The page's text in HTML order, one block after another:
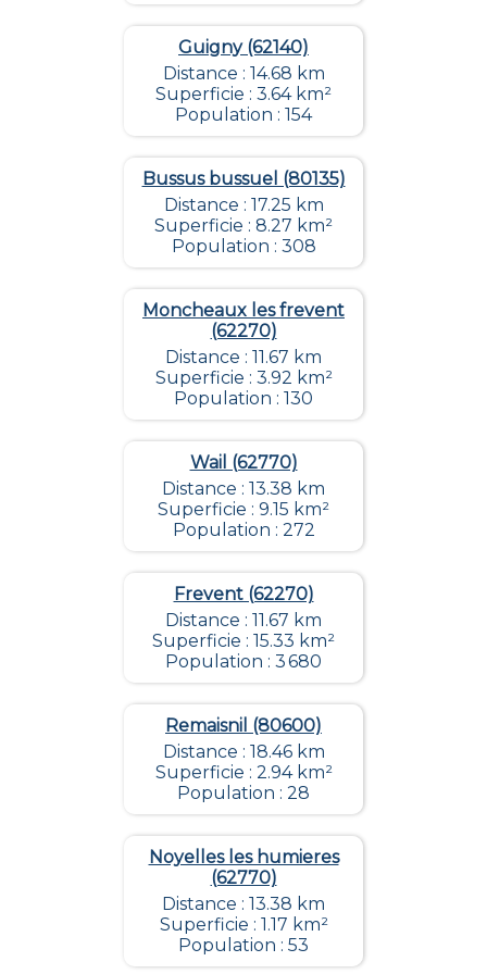
Guigny (62140)
Distance : 14.68 km
Superficie : 3.64 km²
Population : 154
Bussus bussuel (80135)
Distance : 17.25 km
Superficie : 8.27 km²
Population : 308
Moncheaux les frevent
(62270)
Distance : 11.67 km
Superficie : 3.92 km²
Population : 130
Wail (62770)
Distance : 13.38 km
Superficie : 9.15 km²
Population : 272
Frevent (62270)
Distance : 11.67 km
Superficie : 15.33 km²
Population : 3 680
Remaisnil (80600)
Distance : 18.46 km
Superficie : 2.94 km²
Population : 28
Noyelles les humieres
(62770)
Distance : 13.38 km
Superficie : 1.17 km²
Population : 53